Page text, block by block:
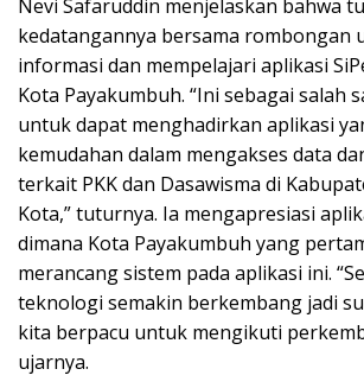
Nevi Safaruddin menjelaskan bahwa
kedatangannya bersama rombongan
informasi dan mempelajari aplikasi
Kota Payakumbuh. “Ini sebagai salah
untuk dapat menghadirkan aplikasi
kemudahan dalam mengakses data
terkait PKK dan Dasawisma di
Kota,” tuturnya. Ia mengapresiasi
dimana Kota Payakumbuh yang
merancang sistem pada aplikasi ini.
teknologi semakin berkembang jadi
kita berpacu untuk mengikuti
ujarnya.